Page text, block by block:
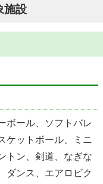
施設
ボール、ソフトバレ
ケットボール、ミニ
トン、剣道、なぎな
ダンス、エアロビク